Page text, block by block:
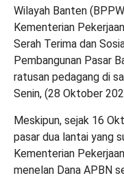
Wilayah Banten
Kementerian
Serah Terima dan
Pembangunan Pasar
ratusan pedagang di
Senin, (28 Oktober
Meskipun, sejak 16
pasar dua lantai yang
Kementerian
menelan Dana APBN